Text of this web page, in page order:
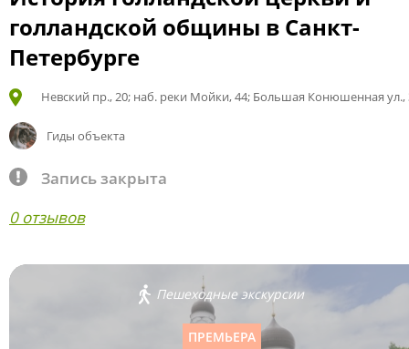
голландской общины в Санкт-
Петербурге
Невский пр., 20; наб. реки Мойки, 44; Большая Конюшенная ул.,
Гиды объекта
Запись закрыта
0 отзывов
Пешеходные экскурсии
ПРЕМЬЕРА